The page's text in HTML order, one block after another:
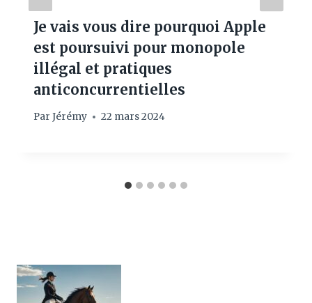
Je vais vous dire pourquoi Apple
est poursuivi pour monopole
illégal et pratiques
anticoncurrentielles
Par Jérémy 22 mars 2024